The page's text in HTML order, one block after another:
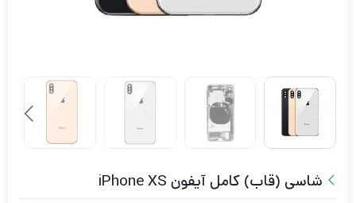
شاسی (قاب) کامل آیفون iPhone XS